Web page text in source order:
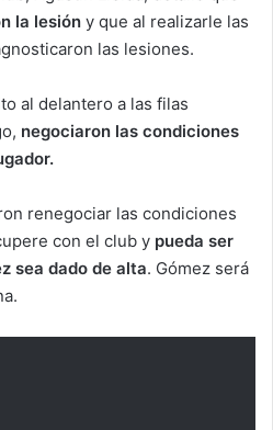
la lesión y que al realizarle las
las lesiones.
al delantero a las filas
negociaron las condiciones
renegociar las condiciones
con el club y pueda ser
sea dado de alta. Gómez será